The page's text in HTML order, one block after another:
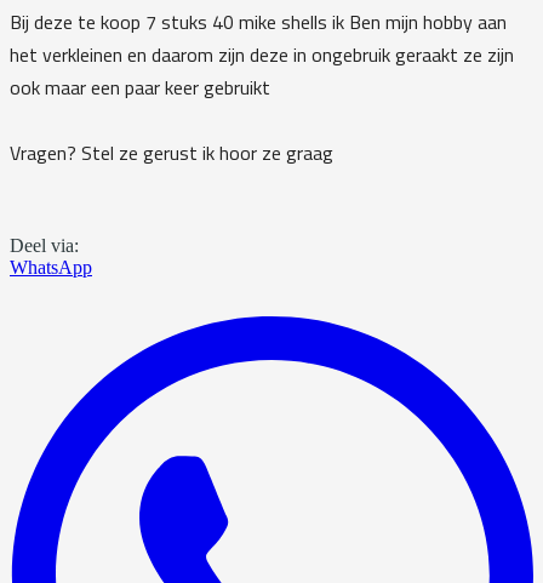
Bij deze te koop 7 stuks 40 mike shells ik Ben mijn hobby aan
het verkleinen en daarom zijn deze in ongebruik geraakt ze zijn
ook maar een paar keer gebruikt
Vragen? Stel ze gerust ik hoor ze graag
Deel via:
WhatsApp